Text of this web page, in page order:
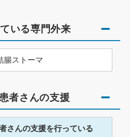
いる専門外来
腸ストーマ
者さんの支援
さんの支援を行っている